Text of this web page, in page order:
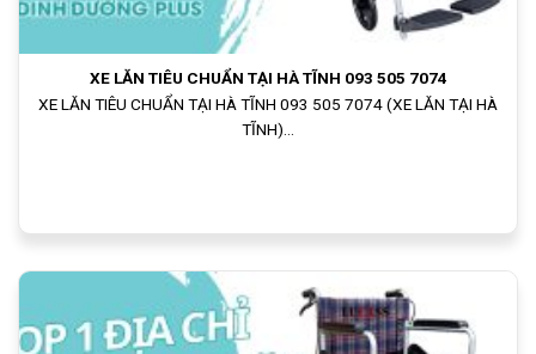
XE LĂN TIÊU CHUẨN TẠI HÀ TĨNH 093 505 7074
XE LĂN TIÊU CHUẨN TẠI HÀ TĨNH 093 505 7074 (XE LĂN TẠI HÀ
TĨNH)...